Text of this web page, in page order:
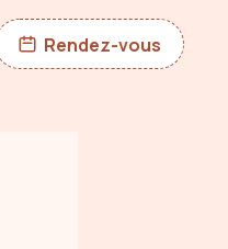
Rendez-vous